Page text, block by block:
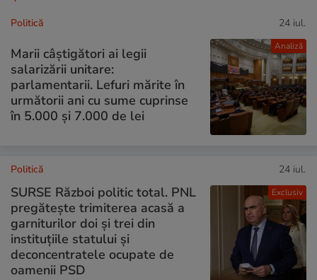
Analiză
Politică 24 iul.
Marii câștigători ai legii
salarizării unitare:
parlamentarii. Lefuri mărite în
următorii ani cu sume cuprinse
în 5.000 și 7.000 de lei
Exclusiv
Politică 24 iul.
SURSE Război politic total. PNL
pregătește trimiterea acasă a
garniturilor doi și trei din
instituțiile statului și
deconcentratele ocupate de
oamenii PSD